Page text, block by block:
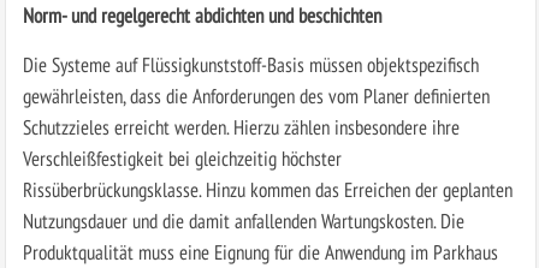
Norm- und regelgerecht abdichten und beschichten
Die Systeme auf Flüssigkunststoff-Basis müssen objektspezifisch
gewährleisten, dass die Anforderungen des vom Planer definierten
Schutzzieles erreicht werden. Hierzu zählen insbesondere ihre
Verschleißfestigkeit bei gleichzeitig höchster
Rissüberbrückungsklasse. Hinzu kommen das Erreichen der geplanten
Nutzungsdauer und die damit anfallenden Wartungskosten. Die
Produktqualität muss eine Eignung für die Anwendung im Parkhaus